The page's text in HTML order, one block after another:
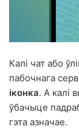
Калі чат або
пабочнага
іконка. А калі
ўбачыце
гэта азначае.